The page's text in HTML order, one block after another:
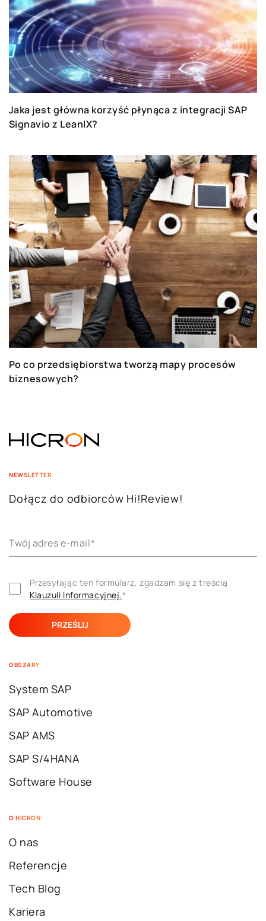
Jaka jest główna korzyść płynąca z integracji SAP
Signavio z LeanIX?
Po co przedsiębiorstwa tworzą mapy procesów
biznesowych?
NEWSLETTER
Dołącz do odbiorców Hi!Review!
Twój adres e-mail*
Klauzuli ​​Informacyjnej.*
OBSZARY
System SAP
SAP Automotive
SAP AMS
SAP S/4HANA
Software House
O HICRON
O nas
Referencje
Tech Blog
Kariera